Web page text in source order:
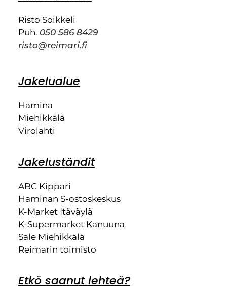
Risto Soikkeli
Puh. 050 586 8429
risto@reimari.fi
Jakelualue
Hamina
Miehikkälä
Virolahti
Jakeluständit
ABC Kippari
Haminan S-ostoskeskus
K-Market Itäväylä
K-Supermarket Kanuuna
Sale Miehikkälä
Reimarin toimisto
Etkö saanut lehteä?